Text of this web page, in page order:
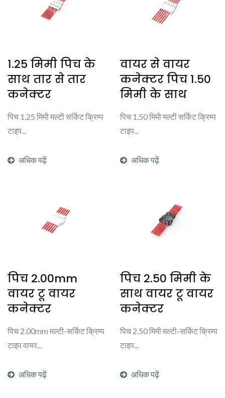
1.25 मिमी पिच के
साथ तार से तार
कनेक्टर
पिच 1.25 मिमी मल्टी सर्किट क्रिम्प
टाइप...
अधिक पढ़ें
वायर से वायर
कनेक्टर पिच 1.50
मिमी के साथ
पिच 1.50 मिमी मल्टी सर्किट क्रिम्प
टाइप...
अधिक पढ़ें
पिच 2.00mm
वायर टू वायर
कनेक्टर
पिच 2.00mm मल्टी-सर्किट क्रिम्प
टाइप वायर...
अधिक पढ़ें
पिच 2.50 मिमी के
साथ वायर टू वायर
कनेक्टर
पिच 2.50 मिमी मल्टी-सर्किट क्रिम्प
टाइप...
अधिक पढ़ें